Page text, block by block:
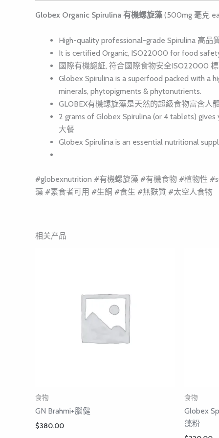
Globex Organic Spirulina 有機螺旋藻 (500mg 毫克
High-quality professional-grade Spirulina 高品
It is certified Organic, ISO22000 for food
國際有機認証, 符合國際食物安全ISO22000
Globex Spirulina is a superfood packed with a
minerals, phytopigments & phytonutrients.
GLOBEX有機螺旋藻是天然的超級食物富含人
2 grams of Globex Spirulina (or 4 tablets)
大餐
Globex Spirulina is an essential nutritional
#globexnutrition #有機螺旋藻 #有機食物 #植物性
藻 #素食者可用 #生餇 #食生 #無麩質 #太空人食物
相关产品
食物
GN Brahmi+腦健
$380.00
食物
Globex
藻粉